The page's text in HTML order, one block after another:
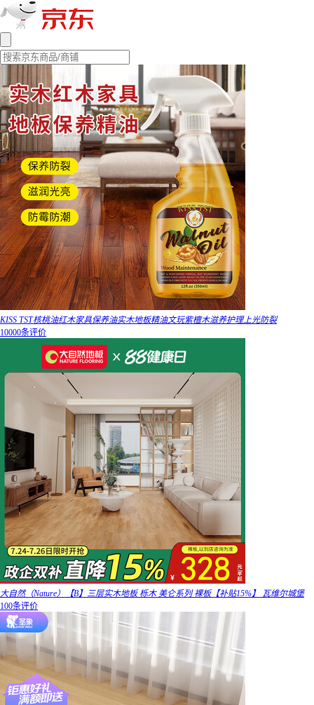
KISS TST核桃油红木家具保养油实木地板精油文玩紫檀木滋养护理上光防裂
10000条评价
大自然（Nature）【B】三层实木地板 栎木 美仑系列 裸板【补贴15%】 瓦维尔城堡
100条评价